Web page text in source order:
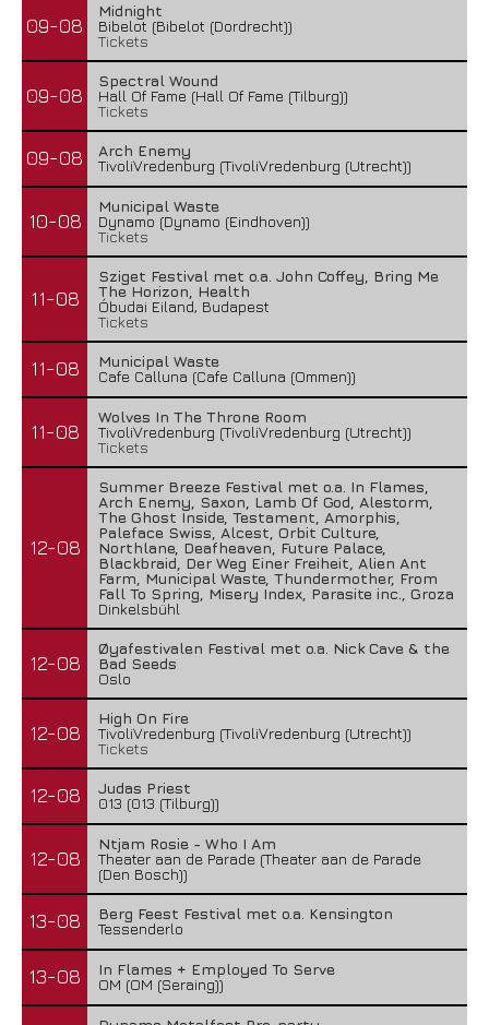
09-08
Midnight
Bibelot (Bibelot (Dordrecht))
Tickets
09-08
Spectral Wound
Hall Of Fame (Hall Of Fame (Tilburg))
Tickets
09-08
Arch Enemy
TivoliVredenburg (TivoliVredenburg (Utrecht))
10-08
Municipal Waste
Dynamo (Dynamo (Eindhoven))
Tickets
11-08
Sziget Festival met o.a. John Coffey, Bring Me
The Horizon, Health
Óbudai Eiland, Budapest
Tickets
11-08
Municipal Waste
Cafe Calluna (Cafe Calluna (Ommen))
11-08
Wolves In The Throne Room
TivoliVredenburg (TivoliVredenburg (Utrecht))
Tickets
12-08
Summer Breeze Festival met o.a. In Flames,
Arch Enemy, Saxon, Lamb Of God, Alestorm,
The Ghost Inside, Testament, Amorphis,
Paleface Swiss, Alcest, Orbit Culture,
Northlane, Deafheaven, Future Palace,
Blackbraid, Der Weg Einer Freiheit, Alien Ant
Farm, Municipal Waste, Thundermother, From
Fall To Spring, Misery Index, Parasite inc., Groza
Dinkelsbühl
12-08
Øyafestivalen Festival met o.a. Nick Cave & the
Bad Seeds
Oslo
12-08
High On Fire
TivoliVredenburg (TivoliVredenburg (Utrecht))
Tickets
12-08
Judas Priest
013 (013 (Tilburg))
12-08
Ntjam Rosie - Who I Am
Theater aan de Parade (Theater aan de Parade
(Den Bosch))
13-08
Berg Feest Festival met o.a. Kensington
Tessenderlo
13-08
In Flames + Employed To Serve
OM (OM (Seraing))